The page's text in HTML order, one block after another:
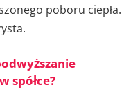
poboru ciepła.
spółce?